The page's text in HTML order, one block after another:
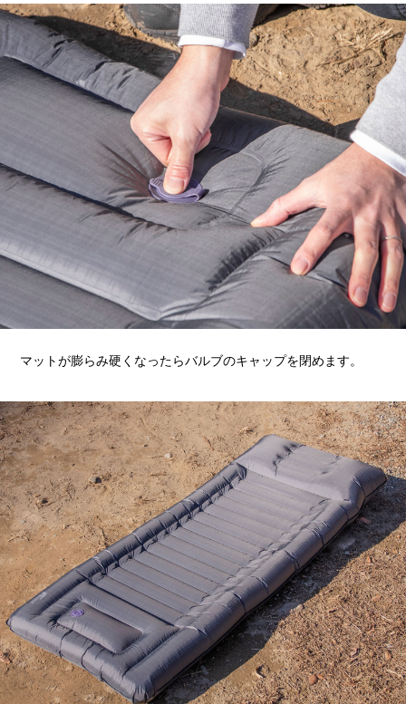
マットが膨らみ硬くなったらバルブのキャップを閉めます。